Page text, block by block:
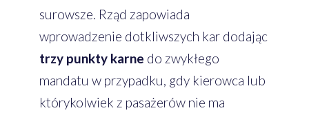
surowsze. Rząd zapowiada
wprowadzenie dotkliwszych kar dodając
trzy punkty karne do zwykłego
mandatu w przypadku, gdy kierowca lub
którykolwiek z pasażerów nie ma